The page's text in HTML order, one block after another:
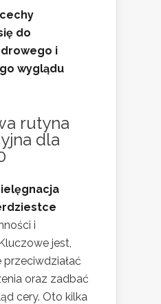
do
i
wyglądu
rutyna
dla
i
jest,
oraz zadbać
cery. Oto kilka